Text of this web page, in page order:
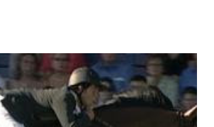
ARMANIE -VOORN 6 QUERLYBET
MO CHROI - O’BRIEN 8 CARMENA Z -
GAVIERE -RAMZY AL DUHAMI 10